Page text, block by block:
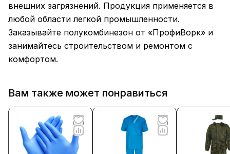
внешних загрязнений. Продукция применяется в
любой области легкой промышленности.
Заказывайте полукомбинезон от «ПрофиВорк» и
занимайтесь строительством и ремонтом с
комфортом.
Вам также может понравиться